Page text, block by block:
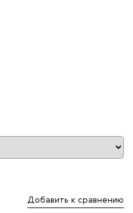
Таблица размеров
Добавить к сравнению